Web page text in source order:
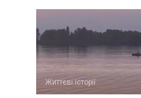
Життєві історії